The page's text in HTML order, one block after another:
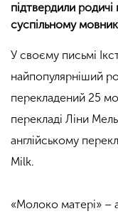
підтвердили
суспільному
У своєму письмі
найпопулярніший
перекладений 25
перекладі Ліни
англійському
Milk.
«Молоко матері» –